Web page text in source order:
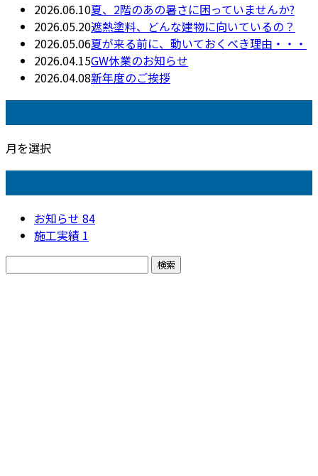
2026.06.10夏、2階のあの暑さに困っていませんか?
2026.05.20遮熱塗料、どんな建物に向いているの？
2026.05.06夏が来る前に、動いておくべき理由・・・
2026.04.15GW休業のお知らせ
2026.04.08新年度のご挨拶
月を選択
お知らせ 84
施工実績 1